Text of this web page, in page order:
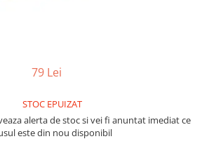
limba
79 Lei
STOC EPUIZAT
alerta de stoc si vei fi anuntat imediat ce
este din nou disponibil